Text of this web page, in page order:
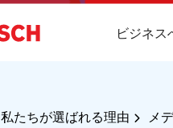
ビジネス
私たちが選ばれる理由 メ